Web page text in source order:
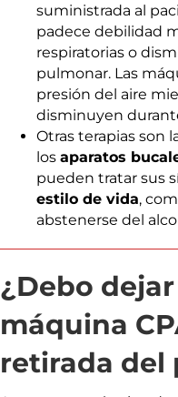
suministrada al
padece debilidad
respiratorias o
pulmonar. Las
presión del aire
disminuyen
Otras terapias son
los aparatos
pueden tratar sus
estilo de vida,
abstenerse del
¿Debo
máquina
retirada del